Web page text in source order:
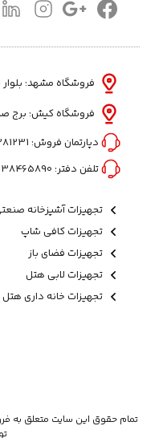
فروشگاه مشهد: بلوار بعثت
فروشگاه کیش: برج
دپارتمان فروش:
تلفن دفتر: 38465890-051
تجهیزات آشپزخانه
تجهیزات کافی شاپ
تجهیزات فضای باز
تجهیزات لابی هتل
تجهیزات خانه داری هتل
تمام حقوق این سایت متعلق به